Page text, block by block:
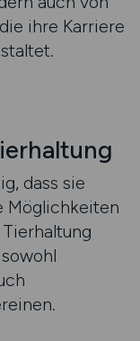
ihre Karriere
dass sie
Möglichkeiten